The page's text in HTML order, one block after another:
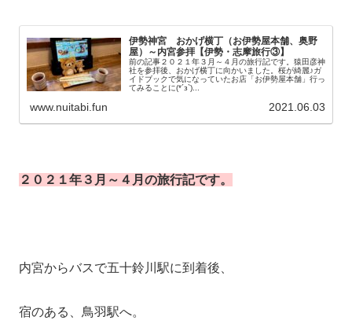
伊勢神宮 おかげ横丁（お伊勢屋本舗、奥野
屋）～内宮参拝【伊勢・志摩旅行③】
前の記事２０２１年３月～４月の旅行記です。猿田彦神
社を参拝後、おかげ横丁に向かいました。桜が綺麗♪ガ
イドブックで気になっていたお店「お伊勢屋本舗」行っ
てみることに(*´з`)...
www.nuitabi.fun 2021.06.03
２０２１年３月～４月の旅行記です。
内宮からバスで五十鈴川駅に到着後、
宿のある、鳥羽駅へ。